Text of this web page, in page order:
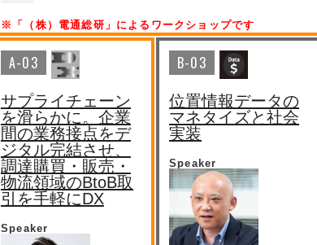
※「（株）電通総研」によるワークショップです
A-03
サプライチェーン
を滑らかに。企業
間の業務接点をデ
ジタル完結させ、
調達購買・販売・
物流領域のBtoB取
引を手軽にDX
Speaker
B-03
位置情報データの
マネタイズと社会
実装
Speaker